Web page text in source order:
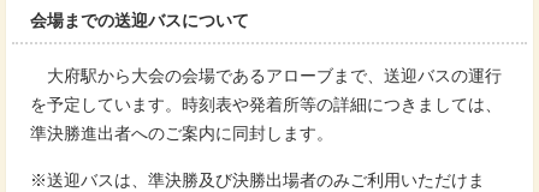
会場までの送迎バスについて
大府駅から大会の会場であるアローブまで、送迎バスの運行
を予定しています。時刻表や発着所等の詳細につきましては、
準決勝進出者へのご案内に同封します。
※送迎バスは、準決勝及び決勝出場者のみご利用いただけま